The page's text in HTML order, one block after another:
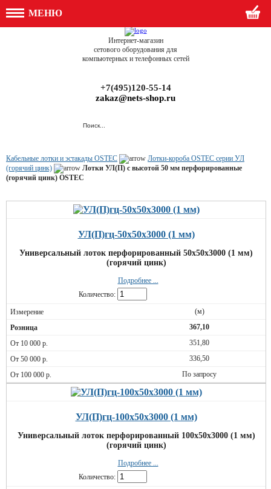
МЕНЮ
Интернет-магазин
сетового оборудования для
компьютерных и телефонных сетей
+7(495)120-55-14
zakaz@nets-shop.ru
Кабельные лотки и эстакады OSTEC
Лотки-короба OSTEC серии УЛ
(горячий цинк)
Лотки УЛ(П) с высотой 50 мм перфорированные
(горячий цинк) OSTEC
УЛ(П)гц-50х50х3000 (1 мм)
Универсальный лоток перфорированный 50х50х3000 (1 мм)
(горячий цинк)
Подробнее ...
Количество:
(м)
367,10
351,80
336,50
По запросу
УЛ(П)гц-100х50х3000 (1 мм)
Универсальный лоток перфорированный 100х50х3000 (1 мм)
(горячий цинк)
Подробнее ...
Количество: